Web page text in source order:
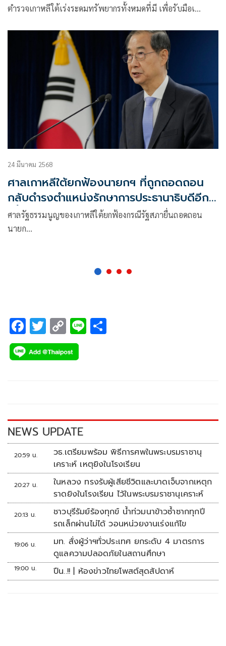
ตำรวจเกาหลีใต้เร่งระดมทรัพยากรทั้งหมดที่มี เพื่อรับมือเ…
24 มีนาคม 2568
ศาลเกาหลีใต้ยกฟ้องนายกฯ ที่ถูกถอดถอน
กลับดำรงตำแหน่งรักษาการประธานาธิบดีอีก
ครั้ง
ศาลรัฐธรรมนูญของเกาหลีใต้ยกฟ้องกรณีรัฐสภายื่นถอดถอน
นายก…
F
ac
e
k
T
wi
tt
C
o
p
k
Li
NEWS UPDATE
20:59 น.
วธ.เตรียมพร้อม พิธีการศพในพระบรมราชานุ
เคราะห์ เหตุยิงในโรงเรียน
20:27 น.
ในหลวง ทรงรับผู้เสียชีวิตและบาดเจ็บจากเหตุก
ราดยิงในโรงเรียน ไว้ในพระบรมราชานุเคราะห์
20:13 น.
ชาวบุรีรัมย์ร้องทุกข์ น้ำท่วมนาข้าวซ้ำซากทุกปี
รถเล็กผ่านไม่ได้ วอนหน่วยงานเร่งแก้ไข
19:06 น.
มท. สั่งผู้ว่าฯทั่วประเทศ ยกระดับ 4 มาตรการ
ดูแลความปลอดภัยในสถานศึกษา
19:00 น. ปืน..!! | ห้องข่าวไทยโพสต์สุดสัปดาห์